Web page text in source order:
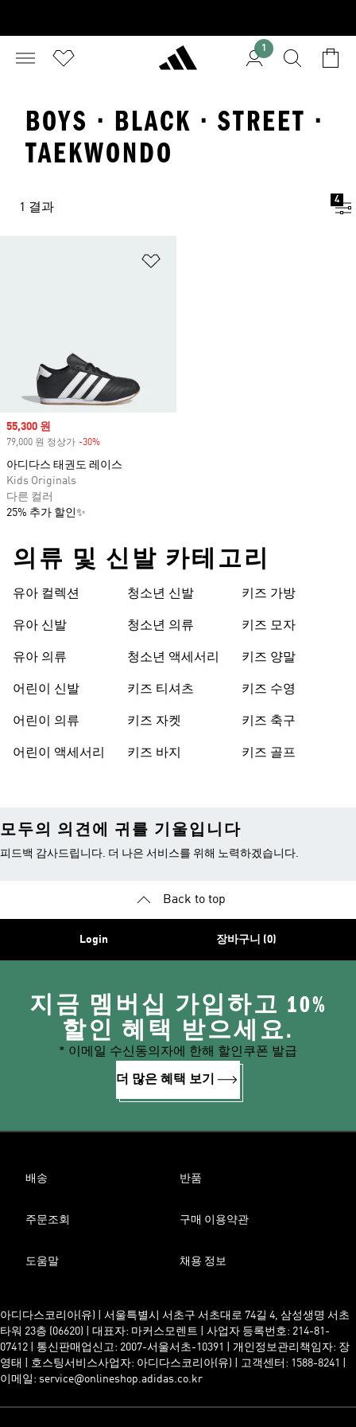
1
BOYS · BLACK · STREET ·
TAEKWONDO
1 결과
4
Sale price
55,300 원
79,000 원 정상가 -30%
아디다스 태권도 레이스
Kids Originals
다른 컬러
25% 추가 할인✨
의류 및 신발 카테고리
유아 컬렉션
유아 신발
유아 의류
어린이 신발
어린이 의류
어린이 액세서리
청소년 신발
청소년 의류
청소년 액세서리
키즈 티셔츠
키즈 자켓
키즈 바지
키즈 가방
키즈 모자
키즈 양말
키즈 수영
키즈 축구
키즈 골프
모두의 의견에 귀를 기울입니다
피드백 감사드립니다. 더 나은 서비스를 위해 노력하겠습니다.
Back to top
Login 장바구니 (0)
지금 멤버십 가입하고 10%
할인 혜택 받으세요.
* 이메일 수신동의자에 한해 할인쿠폰 발급
더 많은 혜택 보기
배송 반품
주문조회 구매 이용약관
도움말 채용 정보
아디다스코리아(유) | 서울특별시 서초구 서초대로 74길 4, 삼성생명 서초
타워 23층 (06620) | 대표자: 마커스모렌트 | 사업자 등록번호: 214-81-
07412 | 통신판매업신고: 2007-서울서초-10391 | 개인정보관리책임자: 장
영태 | 호스팅서비스사업자: 아디다스코리아(유) | 고객센터: 1588-8241 |
이메일: service@onlineshop.adidas.co.kr